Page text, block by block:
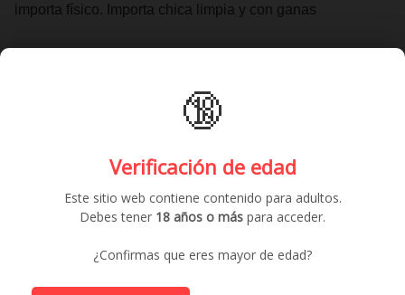
importa físico. Importa chica limpia y con ganas
🔞
Verificación de edad
Este sitio web contiene contenido para adultos.
Debes tener 18 años o más para acceder.
¿Confirmas que eres mayor de edad?